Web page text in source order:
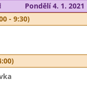
Pondělí 4. 1. 2021
- 9:30)